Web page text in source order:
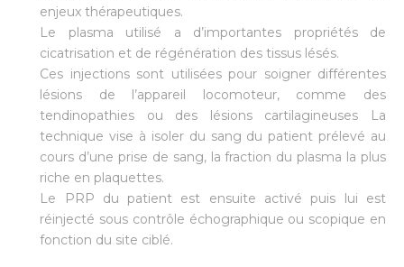
enjeux thérapeutiques.
Le plasma utilisé a d’importantes propriétés de
cicatrisation et de régénération des tissus lésés.
Ces injections sont utilisées pour soigner différentes
lésions de l’appareil locomoteur, comme des
tendinopathies ou des lésions cartilagineuses La
technique vise à isoler du sang du patient prélevé au
cours d’une prise de sang, la fraction du plasma la plus
riche en plaquettes.
Le PRP du patient est ensuite activé puis lui est
réinjecté sous contrôle échographique ou scopique en
fonction du site ciblé.